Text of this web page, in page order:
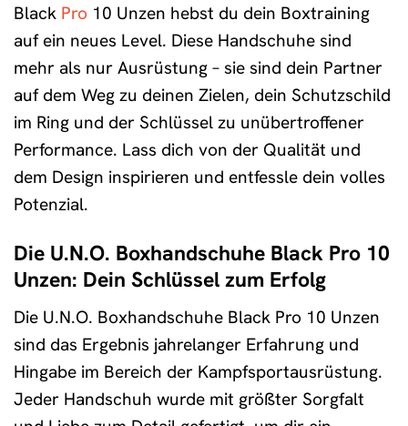
Black Pro 10 Unzen hebst du dein Boxtraining
auf ein neues Level. Diese Handschuhe sind
mehr als nur Ausrüstung – sie sind dein Partner
auf dem Weg zu deinen Zielen, dein Schutzschild
im Ring und der Schlüssel zu unübertroffener
Performance. Lass dich von der Qualität und
dem Design inspirieren und entfessle dein volles
Potenzial.
Die U.N.O. Boxhandschuhe Black Pro 10
Unzen: Dein Schlüssel zum Erfolg
Die U.N.O. Boxhandschuhe Black Pro 10 Unzen
sind das Ergebnis jahrelanger Erfahrung und
Hingabe im Bereich der Kampfsportausrüstung.
Jeder Handschuh wurde mit größter Sorgfalt